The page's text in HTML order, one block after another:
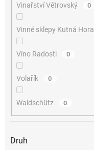
Vinařství Větrovský 0
Vinné sklepy Kutná Hora
Víno Radosti 0
Volařík 0
Waldschütz 0
Druh